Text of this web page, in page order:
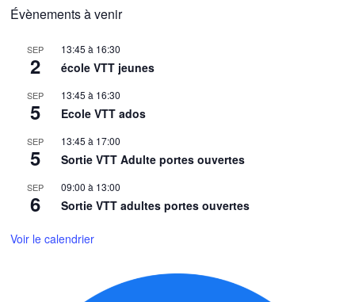
Évènements à venir
SEP
2
13:45 à 16:30
école VTT jeunes
SEP
5
13:45 à 16:30
Ecole VTT ados
SEP
5
13:45 à 17:00
Sortie VTT Adulte portes ouvertes
SEP
6
09:00 à 13:00
Sortie VTT adultes portes ouvertes
Voir le calendrier